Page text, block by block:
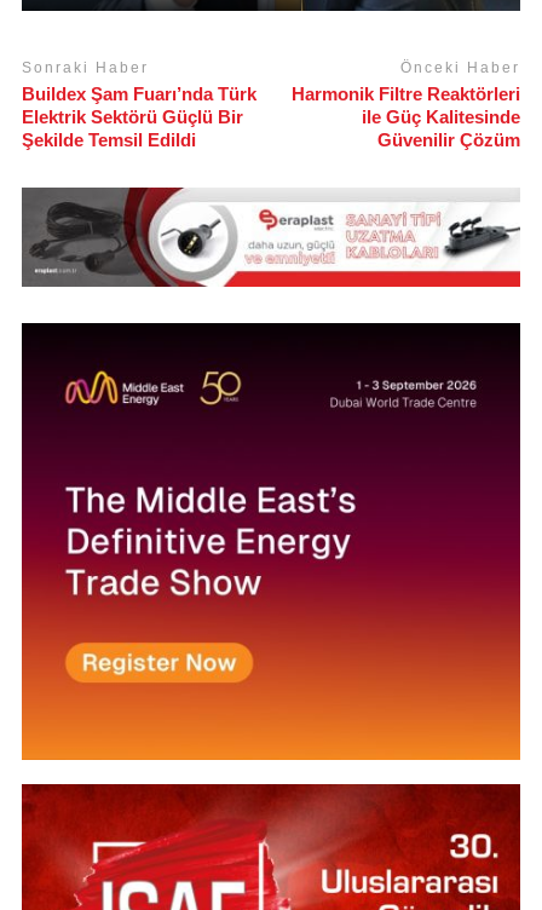
Sonraki Haber
Buildex Şam Fuarı’nda Türk
Elektrik Sektörü Güçlü Bir
Şekilde Temsil Edildi
Önceki Haber
Harmonik Filtre Reaktörleri
ile Güç Kalitesinde
Güvenilir Çözüm